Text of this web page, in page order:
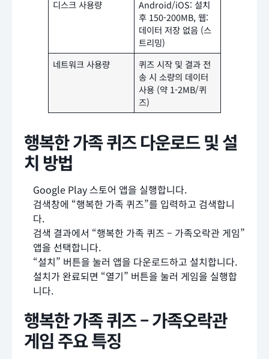
디스크 사용량
Android/iOS: 설치
후 150-200MB, 웹:
데이터 저장 없음 (스
트리밍)
네트워크 사용량
퀴즈 시작 및 결과 전
송 시 소량의 데이터
사용 (약 1-2MB/퀴
즈)
행복한 가족 퀴즈 다운로드 및 설
치 방법
Google Play 스토어 앱을 실행합니다.
검색창에 “행복한 가족 퀴즈”를 입력하고 검색합니
다.
검색 결과에서 “행복한 가족 퀴즈 – 가족오락관 게임”
앱을 선택합니다.
“설치” 버튼을 눌러 앱을 다운로드하고 설치합니다.
설치가 완료되면 “열기” 버튼을 눌러 게임을 실행합
니다.
행복한 가족 퀴즈 – 가족오락관
게임 주요 특징